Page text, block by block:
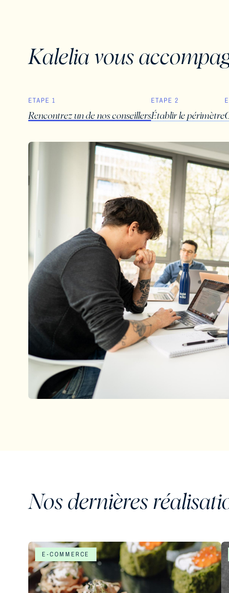
Kalelia vous
ETAPE 1
Rencontrez un de nos conseillers
ETAPE 2
Établir le périmètre
Nos dernières
E-COMMERCE